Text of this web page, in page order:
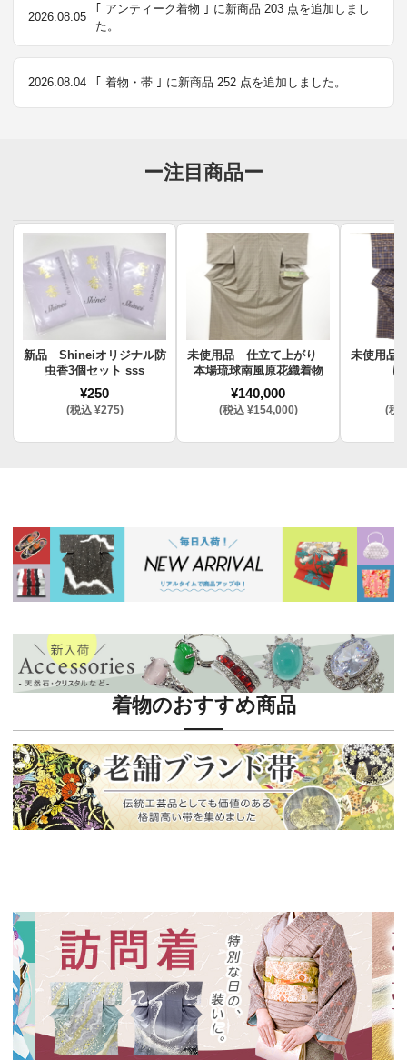
2026.08.05
｢ アンティーク着物 ｣ に新商品 203 点を追加しまし
た。
2026.08.04 ｢ 着物・帯 ｣ に新商品 252 点を追加しました。
ー注目商品ー
新品 Shineiオリジナル防
虫香3個セット sss
¥250
(税込 ¥275)
未使用品 仕立て上がり
本場琉球南風原花織着物
¥140,000
(税込 ¥154,000)
未使用品
(税
着物のおすすめ商品